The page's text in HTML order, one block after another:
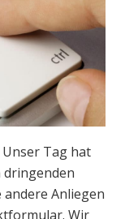
Tag hat
dringenden
andere Anliegen
Wir